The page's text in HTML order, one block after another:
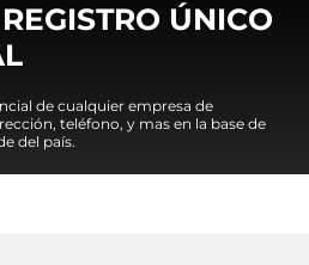
ÚNICO
de cualquier empresa de
teléfono, y mas en la base de
del país.